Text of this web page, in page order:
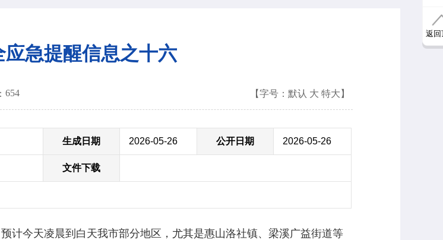
应急提醒信息之十六
654 【字号： 默认 大 特大 】
生成日期 2026-05-26 公开日期 2026-05-26
文件下载
今天凌晨到白天我市部分地区，尤其是惠山洛社镇、梁溪广益街道等
返回